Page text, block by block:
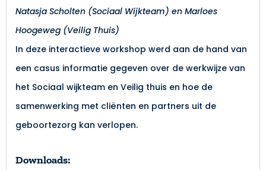
Natasja Scholten (Sociaal Wijkteam) en Marloes
Hoogeweg (Veilig Thuis)
In deze interactieve workshop werd aan de hand van
een casus informatie gegeven over de werkwijze van
het Sociaal wijkteam en Veilig thuis en hoe de
samenwerking met cliënten en partners uit de
geboortezorg kan verlopen.
Downloads: